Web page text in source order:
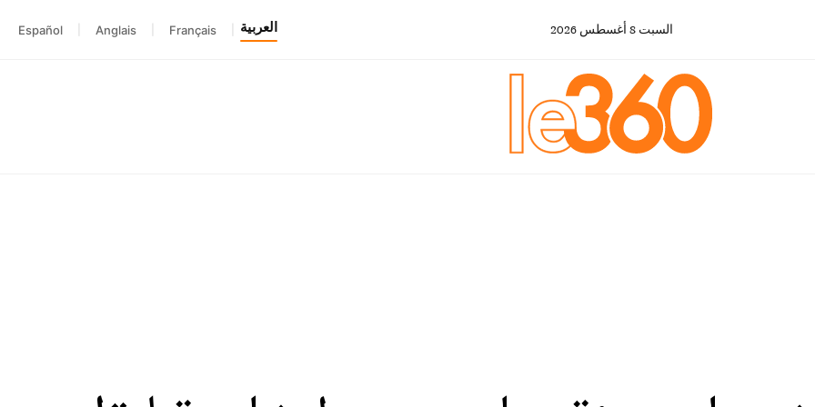
السبت 8 أغسطس 2026 العربية Français
Anglais
Español